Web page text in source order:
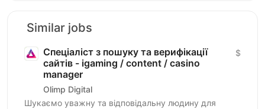
Similar jobs
Спеціаліст з пошуку та верифікації
сайтів - igaming / content / casino
manager
Olimp Digital
$
Шукаємо уважну та відповідальну людину для